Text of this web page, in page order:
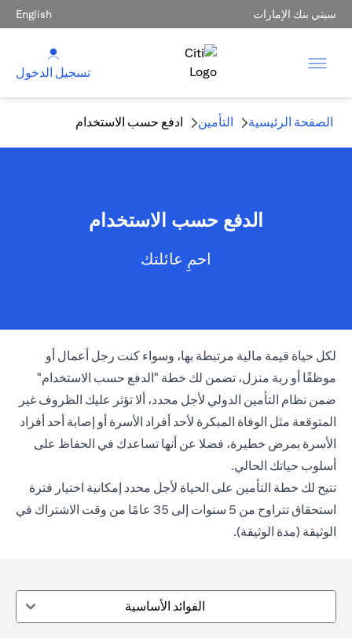
سيتي بنك الإمارات English
تسجيل الدخول
الصفحة الرئيسية التأمين ادفع حسب الاستخدام
الدفع حسب الاستخدام
احمِ عائلتك
لكل حياة قيمة مالية مرتبطة بها، وسواء كنت رجل أعمال أو
موظفًا أو ربة منزل، تضمن لك خطة "الدفع حسب الاستخدام"
ضمن نظام التأمين الدولي لأجل محدد، ألا تؤثر عليك الظروف غير
المتوقعة مثل الوفاة المبكرة لأحد أفراد الأسرة أو إصابة أحد أفراد
الأسرة بمرض خطيرة، فضلا عن أنها تساعدك في الحفاظ على
أسلوب حياتك الحالي.
تتيح لك خطة التأمين على الحياة لأجل محدد إمكانية اختيار فترة
استحقاق تتراوح من 5 سنوات إلى 35 عامًا من وقت الاشتراك في
الوثيقة (مدة الوثيقة).
الفوائد الأساسية